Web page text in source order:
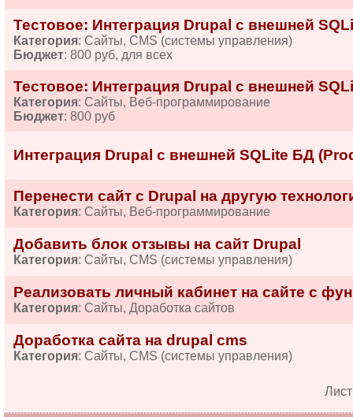
Тестовое: Интеграция Drupal с внешней
Категория: Сайты, CMS (системы управления)
Бюджет: 800 руб, для всех
Тестовое: Интеграция Drupal с внешней
Категория: Сайты, Веб-программирование
Бюджет: 800 руб
Интеграция Drupal с внешней SQLite БД
Перенести сайт с Drupal на другую
Категория: Сайты, Веб-программирование
Добавить блок отзывы на сайт Drupal
Категория: Сайты, CMS (системы управления)
Реализовать личный кабинет на сайте с
Категория: Сайты, Доработка сайтов
Доработка сайта на drupal cms
Категория: Сайты, CMS (системы управления)